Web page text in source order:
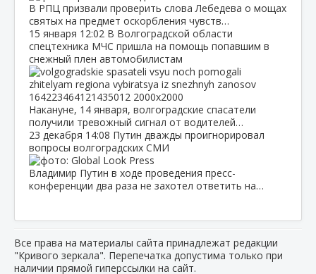
В РПЦ призвали проверить слова Лебедева о мощах
святых на предмет оскорбления чувств…
15 января 12:02 В Волгоградской области
спецтехника МЧС пришла на помощь попавшим в
снежный плен автомобилистам
Накануне, 14 января, волгоградские спасатели
получили тревожный сигнал от водителей…
23 декабря 14:08 Путин дважды проигнорировал
вопросы волгоградских СМИ
Владимир Путин в ходе проведения пресс-
конференции два раза не захотел ответить на…
Все права на материалы сайта принадлежат редакции
"Кривого зеркала". Перепечатка допустима только при
наличии прямой гиперссылки на сайт.